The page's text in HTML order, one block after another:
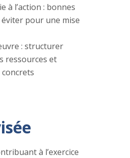
à l’action : bonnes
pour une mise
: structurer
ressources et
à l’exercice